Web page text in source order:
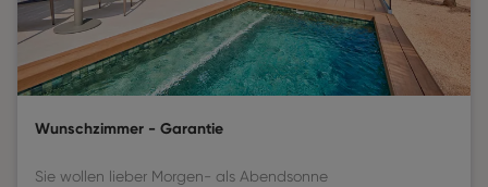
Wunschzimmer - Garantie
Sie wollen lieber Morgen- als Abendsonne